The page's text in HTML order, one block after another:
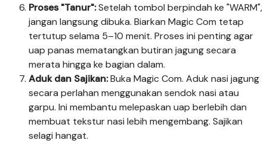
Proses "Tanur":Setelah tombol berpindah ke "WARM",
jangan langsung dibuka. Biarkan Magic Com tetap
tertutup selama 5–10 menit. Proses ini penting agar
uap panas mematangkan butiran jagung secara
merata hingga ke bagian dalam.
Aduk dan Sajikan:Buka Magic Com. Aduk nasi jagung
secara perlahan menggunakan sendok nasi atau
garpu. Ini membantu melepaskan uap berlebih dan
membuat tekstur nasi lebih mengembang. Sajikan
selagi hangat.